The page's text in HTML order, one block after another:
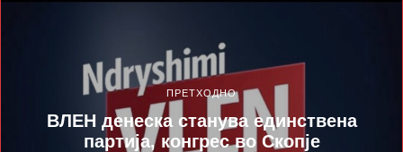
ПРЕТХОДНО
ВЛЕН денеска станува единствена
партија, конгрес во Скопје